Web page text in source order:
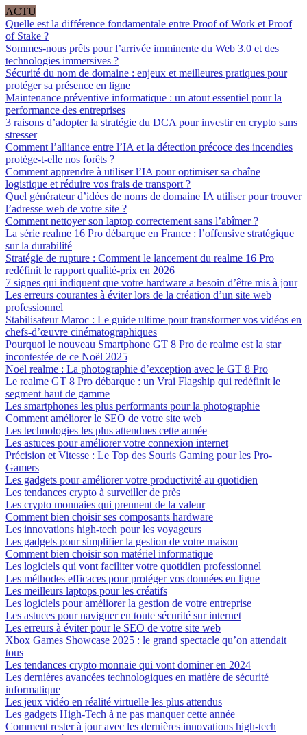
ACTU
Quelle est la différence fondamentale entre Proof of Work et Proof
of Stake ?
Sommes-nous prêts pour l’arrivée imminente du Web 3.0 et des
technologies immersives ?
Sécurité du nom de domaine : enjeux et meilleures pratiques pour
protéger sa présence en ligne
Maintenance préventive informatique : un atout essentiel pour la
performance des entreprises
3 raisons d’adopter la stratégie du DCA pour investir en crypto sans
stresser
Comment l’alliance entre l’IA et la détection précoce des incendies
protège-t-elle nos forêts ?
Comment apprendre à utiliser l’IA pour optimiser sa chaîne
logistique et réduire vos frais de transport ?
Quel générateur d’idées de noms de domaine IA utiliser pour trouver
l’adresse web de votre site ?
Comment nettoyer son laptop correctement sans l’abîmer ?
La série realme 16 Pro débarque en France : l’offensive stratégique
sur la durabilité
Stratégie de rupture : Comment le lancement du realme 16 Pro
redéfinit le rapport qualité-prix en 2026
7 signes qui indiquent que votre hardware a besoin d’être mis à jour
Les erreurs courantes à éviter lors de la création d’un site web
professionnel
Stabilisateur Maroc : Le guide ultime pour transformer vos vidéos en
chefs-d’œuvre cinématographiques
Pourquoi le nouveau Smartphone GT 8 Pro de realme est la star
incontestée de ce Noël 2025
Noël realme : La photographie d’exception avec le GT 8 Pro
Le realme GT 8 Pro débarque : un Vrai Flagship qui redéfinit le
segment haut de gamme
Les smartphones les plus performants pour la photographie
Comment améliorer le SEO de votre site web
Les technologies les plus attendues cette année
Les astuces pour améliorer votre connexion internet
Précision et Vitesse : Le Top des Souris Gaming pour les Pro-
Gamers
Les gadgets pour améliorer votre productivité au quotidien
Les tendances crypto à surveiller de près
Les crypto monnaies qui prennent de la valeur
Comment bien choisir ses composants hardware
Les innovations high-tech pour les voyageurs
Les gadgets pour simplifier la gestion de votre maison
Comment bien choisir son matériel informatique
Les logiciels qui vont faciliter votre quotidien professionnel
Les méthodes efficaces pour protéger vos données en ligne
Les meilleurs laptops pour les créatifs
Les logiciels pour améliorer la gestion de votre entreprise
Les astuces pour naviguer en toute sécurité sur internet
Les erreurs à éviter pour le SEO de votre site web
Xbox Games Showcase 2025 : le grand spectacle qu’on attendait
tous
Les tendances crypto monnaie qui vont dominer en 2024
Les dernières avancées technologiques en matière de sécurité
informatique
Les jeux vidéo en réalité virtuelle les plus attendus
Les gadgets High-Tech à ne pas manquer cette année
Comment rester à jour avec les dernières innovations high-tech